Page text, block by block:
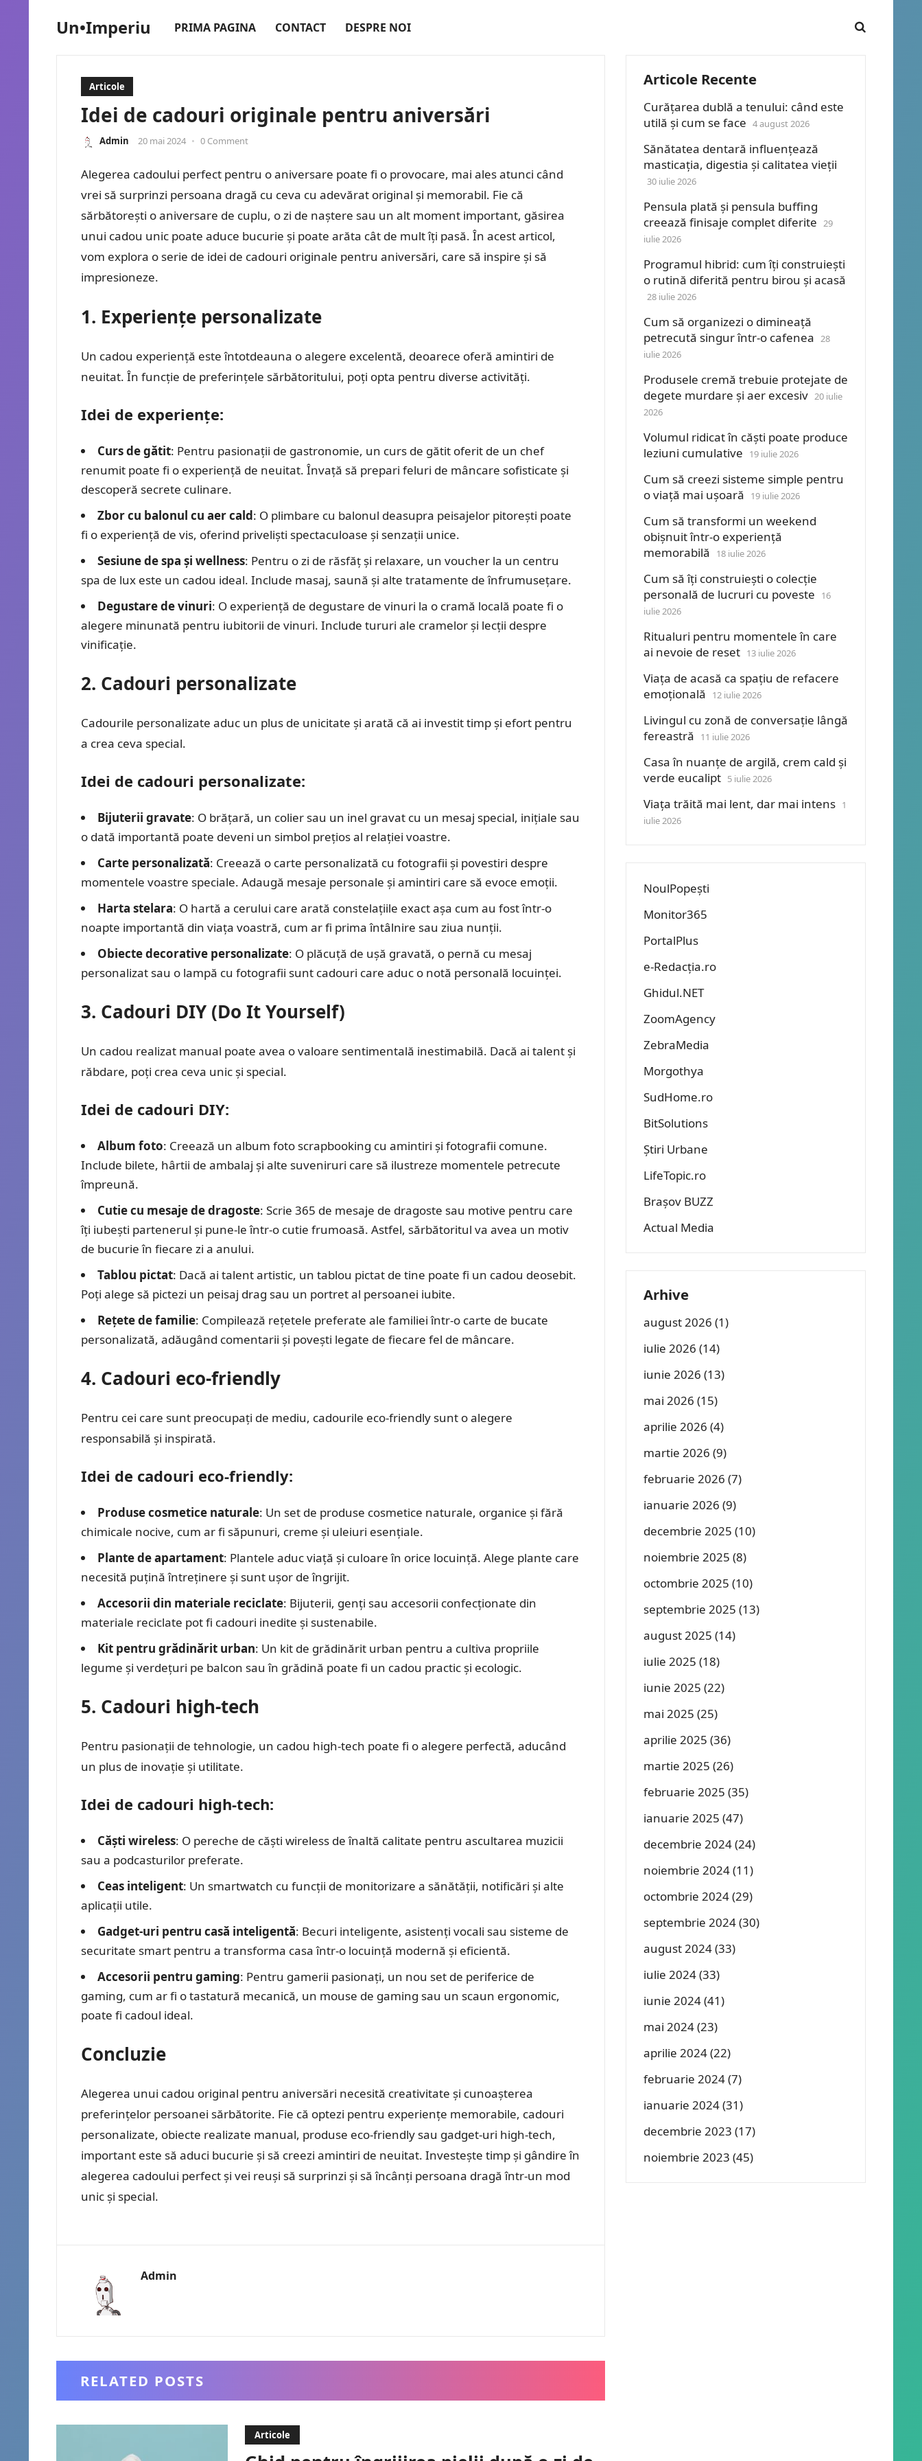
Un•Imperiu PRIMA PAGINA CONTACT DESPRE NOI
Articole
Idei de cadouri originale pentru aniversări
Admin 20 mai 2024 • 0 Comment
Alegerea cadoului perfect pentru o aniversare poate fi o provocare, mai ales atunci când
vrei să surprinzi persoana dragă cu ceva cu adevărat original și memorabil. Fie că
sărbătorești o aniversare de cuplu, o zi de naștere sau un alt moment important, găsirea
unui cadou unic poate aduce bucurie și poate arăta cât de mult îți pasă. În acest articol,
vom explora o serie de idei de cadouri originale pentru aniversări, care să inspire și să
impresioneze.
1. Experiențe personalizate
Un cadou experiență este întotdeauna o alegere excelentă, deoarece oferă amintiri de
neuitat. În funcție de preferințele sărbătoritului, poți opta pentru diverse activități.
Idei de experiențe:
Curs de gătit: Pentru pasionații de gastronomie, un curs de gătit oferit de un chef
renumit poate fi o experiență de neuitat. Învață să prepari feluri de mâncare sofisticate și
descoperă secrete culinare.
Zbor cu balonul cu aer cald: O plimbare cu balonul deasupra peisajelor pitorești poate
fi o experiență de vis, oferind priveliști spectaculoase și senzații unice.
Sesiune de spa și wellness: Pentru o zi de răsfăț și relaxare, un voucher la un centru
spa de lux este un cadou ideal. Include masaj, saună și alte tratamente de înfrumusețare.
Degustare de vinuri: O experiență de degustare de vinuri la o cramă locală poate fi o
alegere minunată pentru iubitorii de vinuri. Include tururi ale cramelor și lecții despre
vinificație.
2. Cadouri personalizate
Cadourile personalizate aduc un plus de unicitate și arată că ai investit timp și efort pentru
a crea ceva special.
Idei de cadouri personalizate:
Bijuterii gravate: O brățară, un colier sau un inel gravat cu un mesaj special, inițiale sau
o dată importantă poate deveni un simbol prețios al relației voastre.
Carte personalizată: Creează o carte personalizată cu fotografii și povestiri despre
momentele voastre speciale. Adaugă mesaje personale și amintiri care să evoce emoții.
Harta stelara: O hartă a cerului care arată constelațiile exact așa cum au fost într-o
noapte importantă din viața voastră, cum ar fi prima întâlnire sau ziua nunții.
Obiecte decorative personalizate: O plăcuță de ușă gravată, o pernă cu mesaj
personalizat sau o lampă cu fotografii sunt cadouri care aduc o notă personală locuinței.
3. Cadouri DIY (Do It Yourself)
Un cadou realizat manual poate avea o valoare sentimentală inestimabilă. Dacă ai talent și
răbdare, poți crea ceva unic și special.
Idei de cadouri DIY:
Album foto: Creează un album foto scrapbooking cu amintiri și fotografii comune.
Include bilete, hârtii de ambalaj și alte suveniruri care să ilustreze momentele petrecute
împreună.
Cutie cu mesaje de dragoste: Scrie 365 de mesaje de dragoste sau motive pentru care
îți iubești partenerul și pune-le într-o cutie frumoasă. Astfel, sărbătoritul va avea un motiv
de bucurie în fiecare zi a anului.
Tablou pictat: Dacă ai talent artistic, un tablou pictat de tine poate fi un cadou deosebit.
Poți alege să pictezi un peisaj drag sau un portret al persoanei iubite.
Rețete de familie: Compilează rețetele preferate ale familiei într-o carte de bucate
personalizată, adăugând comentarii și povești legate de fiecare fel de mâncare.
4. Cadouri eco-friendly
Pentru cei care sunt preocupați de mediu, cadourile eco-friendly sunt o alegere
responsabilă și inspirată.
Idei de cadouri eco-friendly:
Produse cosmetice naturale: Un set de produse cosmetice naturale, organice și fără
chimicale nocive, cum ar fi săpunuri, creme și uleiuri esențiale.
Plante de apartament: Plantele aduc viață și culoare în orice locuință. Alege plante care
necesită puțină întreținere și sunt ușor de îngrijit.
Accesorii din materiale reciclate: Bijuterii, genți sau accesorii confecționate din
materiale reciclate pot fi cadouri inedite și sustenabile.
Kit pentru grădinărit urban: Un kit de grădinărit urban pentru a cultiva propriile
legume și verdețuri pe balcon sau în grădină poate fi un cadou practic și ecologic.
5. Cadouri high-tech
Pentru pasionații de tehnologie, un cadou high-tech poate fi o alegere perfectă, aducând
un plus de inovație și utilitate.
Idei de cadouri high-tech:
Căști wireless: O pereche de căști wireless de înaltă calitate pentru ascultarea muzicii
sau a podcasturilor preferate.
Ceas inteligent: Un smartwatch cu funcții de monitorizare a sănătății, notificări și alte
aplicații utile.
Gadget-uri pentru casă inteligentă: Becuri inteligente, asistenți vocali sau sisteme de
securitate smart pentru a transforma casa într-o locuință modernă și eficientă.
Accesorii pentru gaming: Pentru gamerii pasionați, un nou set de periferice de
gaming, cum ar fi o tastatură mecanică, un mouse de gaming sau un scaun ergonomic,
poate fi cadoul ideal.
Concluzie
Alegerea unui cadou original pentru aniversări necesită creativitate și cunoașterea
preferințelor persoanei sărbătorite. Fie că optezi pentru experiențe memorabile, cadouri
personalizate, obiecte realizate manual, produse eco-friendly sau gadget-uri high-tech,
important este să aduci bucurie și să creezi amintiri de neuitat. Investește timp și gândire în
alegerea cadoului perfect și vei reuși să surprinzi și să încânți persoana dragă într-un mod
unic și special.
Admin
RELATED POSTS
Articole
Articole Recente
Curățarea dublă a tenului: când este
utilă și cum se face 4 august 2026
Sănătatea dentară influențează
masticația, digestia și calitatea vieții
30 iulie 2026
Pensula plată și pensula buffing
creează finisaje complet diferite 29
iulie 2026
Programul hibrid: cum îți construiești
o rutină diferită pentru birou și acasă
28 iulie 2026
Cum să organizezi o dimineață
petrecută singur într-o cafenea 28
iulie 2026
Produsele cremă trebuie protejate de
degete murdare și aer excesiv 20 iulie
2026
Volumul ridicat în căști poate produce
leziuni cumulative
19 iulie 2026
Cum să creezi sisteme simple pentru
o viață mai ușoară
19 iulie 2026
Cum să transformi un weekend
obișnuit într-o experiență
memorabilă
18 iulie 2026
Cum să îți construiești o colecție
personală de lucruri cu poveste
16
iulie 2026
Ritualuri pentru momentele în care
ai nevoie de reset 13 iulie 2026
Viața de acasă ca spațiu de refacere
emoțională
12 iulie 2026
Livingul cu zonă de conversație lângă
fereastră
11 iulie 2026
Casa în nuanțe de argilă, crem cald și
verde eucalipt 5 iulie 2026
Viața trăită mai lent, dar mai intens 1
iulie 2026
NoulPopești
Monitor365
PortalPlus
e-Redacția.ro
Ghidul.NET
ZoomAgency
ZebraMedia
Morgothya
SudHome.ro
BitSolutions
Știri Urbane
LifeTopic.ro
Brașov BUZZ
Actual Media
Arhive
august 2026 (1)
iulie 2026 (14)
iunie 2026 (13)
mai 2026 (15)
aprilie 2026 (4)
martie 2026 (9)
februarie 2026 (7)
ianuarie 2026 (9)
decembrie 2025 (10)
noiembrie 2025 (8)
octombrie 2025 (10)
septembrie 2025 (13)
august 2025 (14)
iulie 2025 (18)
iunie 2025 (22)
mai 2025 (25)
aprilie 2025 (36)
martie 2025 (26)
februarie 2025 (35)
ianuarie 2025 (47)
decembrie 2024(24)
noiembrie 2024(11)
octombrie 2024(29)
septembrie 2024(30)
august 2024(33)
iulie 2024(33)
iunie 2024(41)
mai 2024(23)
aprilie 2024(22)
februarie 2024(7)
ianuarie 2024(31)
decembrie 2023 (17)
noiembrie 2023 (45)